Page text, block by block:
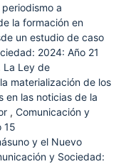
periodismo a
la formación en
un estudio de caso
2024: Año 21
La Ley de
materialización de los
en las noticias de la
, Comunicación y
15
y el Nuevo
y Sociedad: